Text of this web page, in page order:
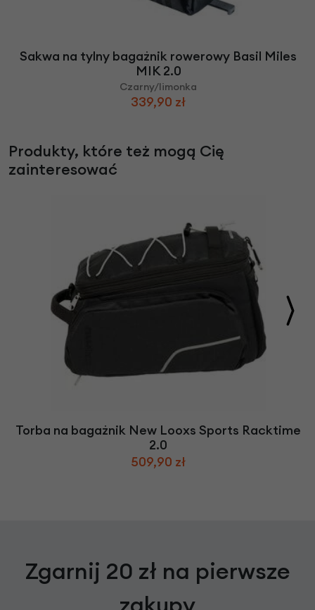
Sakwa na tylny bagażnik rowerowy Basil Miles
MIK 2.0
Czarny/limonka
339,90 zł
Produkty, które też mogą Cię
zainteresować
Torba na bagażnik New Looxs Sports Racktime
2.0
509,90 zł
Zgarnij 20 zł na pierwsze